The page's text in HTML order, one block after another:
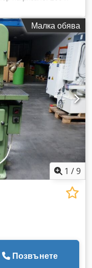
кг
Малка обява
1 /9
Позвънете